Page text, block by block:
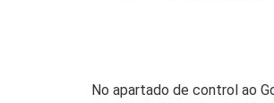
No apartado de control ao